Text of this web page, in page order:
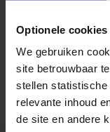
Optionele
We gebruiken
site betrouwbaar
stellen
relevante inhoud
de site en andere
groepsreis
Alle reizen